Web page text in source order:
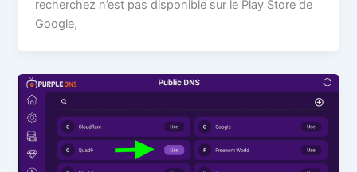
recherchez n’est pas disponible sur le Play Store de
Google,